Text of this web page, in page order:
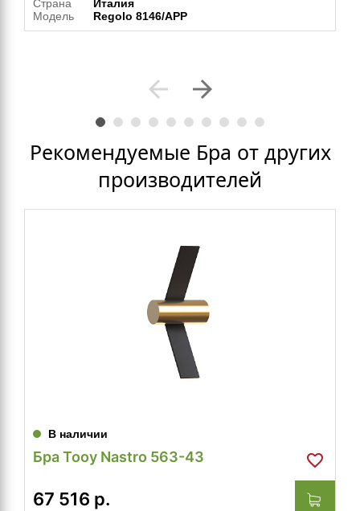
Страна
Италия
Модель
Regolo 8146/APP
arrow_back arrow_forward
Рекомендуемые Бра от других
производителей
В наличии
Бра Tooy Nastro 563-43
67 516 р.